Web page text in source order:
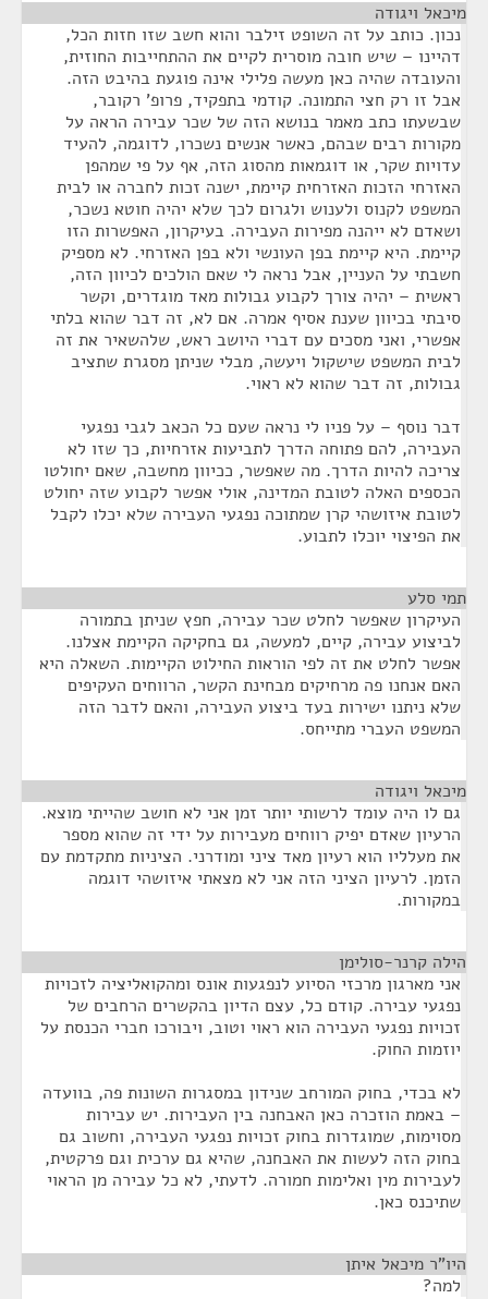
מיכאל ויגודה
נכון. כותב על זה השופט זילבר והוא חשב שזו חזות הכל,
דהיינו – שיש חובה מוסרית לקיים את ההתחייבות החוזית,
והעובדה שהיה כאן מעשה פלילי אינה פוגעת בהיבט הזה.
אבל זו רק חצי התמונה. קודמי בתפקיד, פרופ' רקובר,
שבשעתו כתב מאמר בנושא הזה של שכר עבירה הראה על
מקורות רבים שבהם, כאשר אנשים נשכרו, לדוגמה, להעיד
עדויות שקר, או דוגמאות מהסוג הזה, אף על פי שמהפן
האזרחי הזכות האזרחית קיימת, ישנה זכות לחברה או לבית
המשפט לקנוס ולענוש ולגרום לכך שלא יהיה חוטא נשכר,
ושאדם לא ייהנה מפירות העבירה. בעיקרון, האפשרות הזו
קיימת. היא קיימת בפן העונשי ולא בפן האזרחי. לא מספיק
חשבתי על העניין, אבל נראה לי שאם הולכים לכיוון הזה,
ראשית – יהיה צורך לקבוע גבולות מאד מוגדרים, וקשר
סיבתי בכיוון שענת אסיף אמרה. אם לא, זה דבר שהוא בלתי
אפשרי, ואני מסכים עם דברי היושב ראש, שלהשאיר את זה
לבית המשפט שישקול ויעשה, מבלי שניתן מסגרת שתציב
גבולות, זה דבר שהוא לא ראוי.
דבר נוסף – על פניו לי נראה שעם כל הכאב לגבי נפגעי
העבירה, להם פתוחה הדרך לתביעות אזרחיות, כך שזו לא
צריכה להיות הדרך. מה שאפשר, ככיוון מחשבה, שאם יחולטו
הכספים האלה לטובת המדינה, אולי אפשר לקבוע שזה יחולט
לטובת איזושהי קרן שמתוכה נפגעי העבירה שלא יכלו לקבל
את הפיצוי יוכלו לתבוע.
תמי סלע
העיקרון שאפשר לחלט שכר עבירה, חפץ שניתן בתמורה
לביצוע עבירה, קיים, למעשה, גם בחקיקה הקיימת אצלנו.
אפשר לחלט את זה לפי הוראות החילוט הקיימות. השאלה היא
האם אנחנו פה מרחיקים מבחינת הקשר, הרווחים העקיפים
שלא ניתנו ישירות בעד ביצוע העבירה, והאם לדבר הזה
המשפט העברי מתייחס.
מיכאל ויגודה
גם לו היה עומד לרשותי יותר זמן אני לא חושב שהייתי מוצא.
הרעיון שאדם יפיק רווחים מעבירות על ידי זה שהוא מספר
את מעלליו הוא רעיון מאד ציני ומודרני. הציניות מתקדמת עם
הזמן. לרעיון הציני הזה אני לא מצאתי איזושהי דוגמה
במקורות.
הילה קרנר-סולימן
אני מארגון מרכזי הסיוע לנפגעות אונס ומהקואליציה לזכויות
נפגעי עבירה. קודם כל, עצם הדיון בהקשרים הרחבים של
זכויות נפגעי העבירה הוא ראוי וטוב, ויבורכו חברי הכנסת על
יוזמות החוק.
לא בכדי, בחוק המורחב שנידון במסגרות השונות פה, בוועדה
– באמת הוזכרה כאן האבחנה בין העבירות. יש עבירות
מסוימות, שמוגדרות בחוק זכויות נפגעי העבירה, וחשוב גם
בחוק הזה לעשות את האבחנה, שהיא גם ערכית וגם פרקטית,
לעבירות מין ואלימות חמורה. לדעתי, לא כל עבירה מן הראוי
שתיכנס כאן.
היו"ר מיכאל איתן
למה?